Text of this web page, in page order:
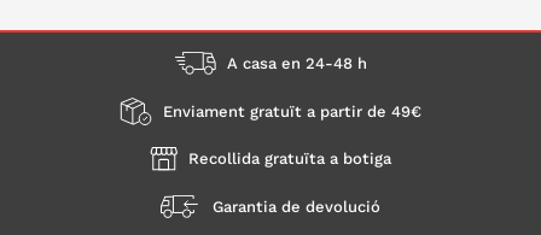
A LA CISTELLA
A casa en 24-48 h
Enviament gratuït a partir de 49€
Recollida gratuïta a botiga
Garantia de devolució